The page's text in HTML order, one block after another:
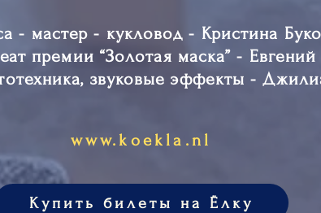
- мастер - кукловод - Кристина
премии “Золотая маска” -
звуковые эффекты -
www.koekla.nl
Купить билеты на Ёлку